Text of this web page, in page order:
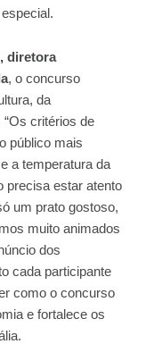
diretora
, o concurso
da
critérios de
público mais
a temperatura da
precisa estar atento
um prato gostoso,
muito animados
dos
cada participante
como o concurso
e fortalece os